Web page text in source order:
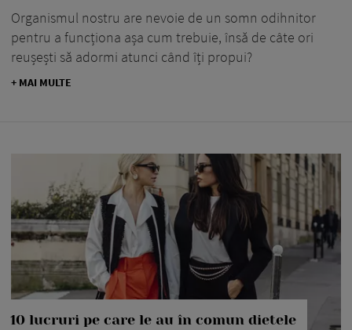
Organismul nostru are nevoie de un somn odihnitor
pentru a funcționa așa cum trebuie, însă de câte ori
reușești să adormi atunci când îți propui?
+ MAI MULTE
10 lucruri pe care le au în comun dietele